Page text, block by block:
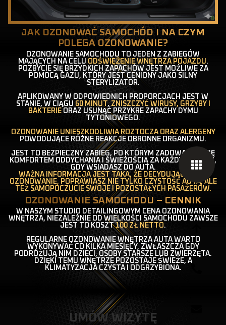
JAK OZONOWAĆ SAMOCHÓD I NA CZYM
POLEGA OZONOWANIE?
OZONOWANIE SAMOCHODU TO JEDEN Z ZABIEGÓW
MAJĄCYCH NA CELU ODŚWIEŻENIE WNĘTRZA POJAZDU.
POZBYCIE SIĘ BRZYDKICH ZAPACHÓW JEST MOŻLIWE ZA
POMOCĄ GAZU, KTÓRY JEST CENIONY JAKO SILNY
STERYLIZATOR.
APLIKOWANY W ODPOWIEDNICH PROPORCJACH JEST W
STANIE, W CIĄGU 60 MINUT,ZNISZCZYĆ WIRUSY, GRZYBY I
BAKTERIEORAZ USUNĄĆ PRZYKRE ZAPACHY DYMU
TYTONIOWEGO.
OZONOWANIE UNIESZKODLIWIA ROZTOCZA ORAZ ALERGENY
POWODUJĄCE RÓŻNE REAKCJE OBRONNE ORGANIZMU.
JEST TO BEZPIECZNY ZABIEG, PO KTÓRYM ZADOWALASZ SIĘ
KOMFORTEM ODDYCHANIA I ŚWIEŻOŚCIĄ ZA KAŻDYM RAZEM,
GDY WSIADASZ DO AUTA.
WAŻNA INFORMACJA JEST TAKA, ŻE DECYDUJĄC SIĘ NA
OZONOWANIE, POPRAWIASZ NIE TYLKO CZYSTOŚĆ AUTA, ALE
TEŻ SAMOPOCZUCIE SWOJE I POZOSTAŁYCH PASAŻERÓW.
OZONOWANIE SAMOCHODU – CENNIK
W NASZYM STUDIO DETAILINGOWYM CENA OZONOWANIA
WNĘTRZA, NIEZALEŻNIE OD WIELKOŚCI SAMOCHODU ZAWSZE
JEST TO KOSZT100 ZŁ NETTO.
REGULARNE OZONOWANIE WNĘTRZA AUTA WARTO
WYKONYWAĆ CO KILKA MIESIĘCY, ZWŁASZCZA GDY
PODRÓŻUJĄ NIM DZIECI, OSOBY STARSZE LUB ZWIERZĘTA.
DZIĘKI TEMU WNĘTRZE POZOSTAJE ŚWIEŻE, A
KLIMATYZACJA CZYSTA I ODGRZYBIONA.
UMÓW WIZYTĘ